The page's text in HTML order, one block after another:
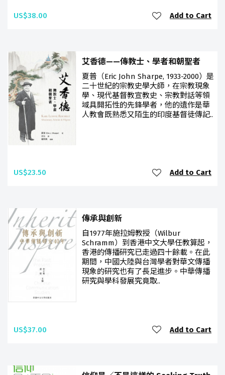
US$38.00 Add to Cart
艾香德——傳教士、學者和朝聖者
夏普（Eric John Sharpe, 1933-2000）是
二十世紀的宗教史學大師，在宗教現象
學、現代基督教宣教史、宗教對話等領
域具開拓性的先鋒學者，他的遺作是華
人教會既熟悉又陌生的印度基督徒傳記..
US$23.50 Add to Cart
傳承與創新
自1977年施拉姆教授（Wilbur
Schramm）到香港中文大學任教算起，
香港的傳播研究已走過四十餘載。在此
期間，中國大陸與台灣學者對華文傳播
現象的研究也有了長足進步。中華傳播
研究與學科發展究竟取..
US$37.00 Add to Cart